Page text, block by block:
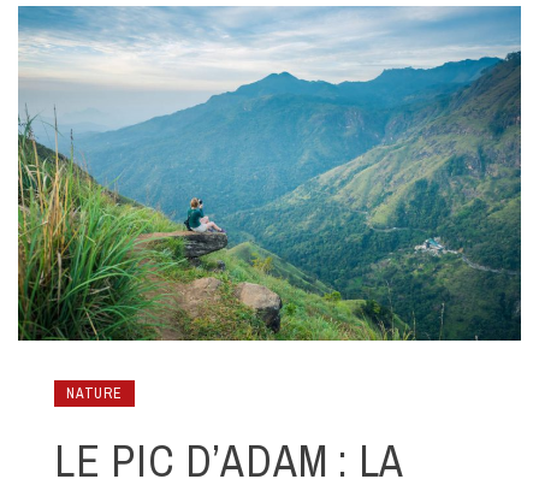
NATURE
LE PIC D’ADAM : LA